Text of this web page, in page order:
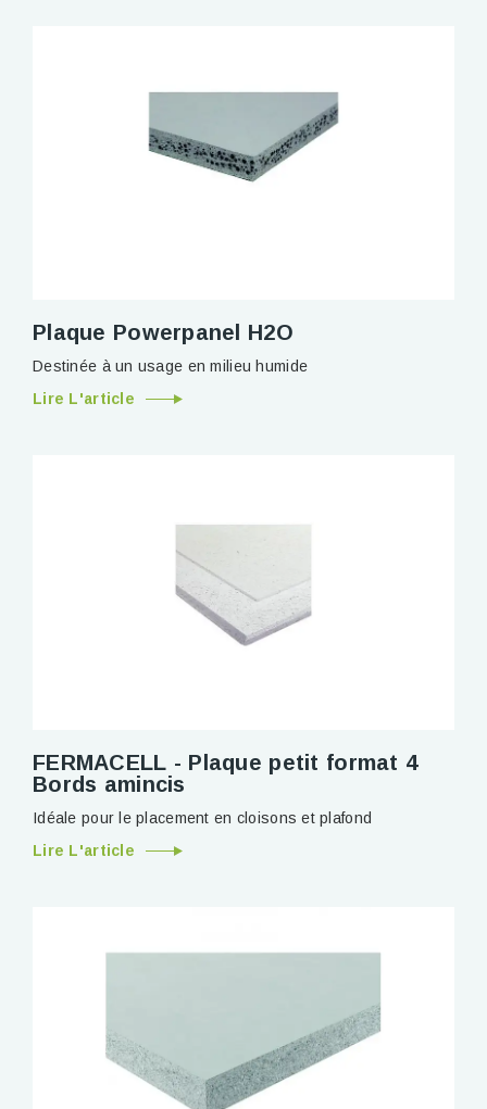
Plaque Powerpanel H2O
Destinée à un usage en milieu humide
Lire L'article
FERMACELL - Plaque petit format 4
Bords amincis
Idéale pour le placement en cloisons et plafond
Lire L'article